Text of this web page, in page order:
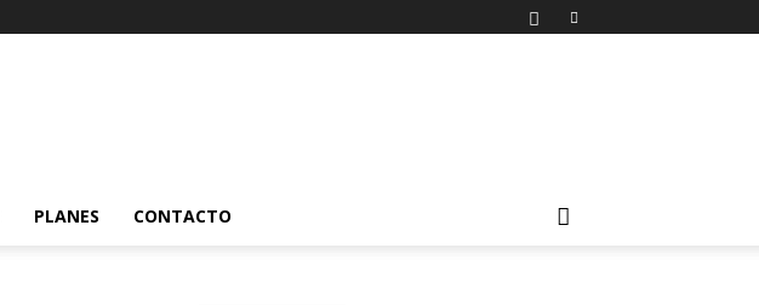
PLANES CONTACTO